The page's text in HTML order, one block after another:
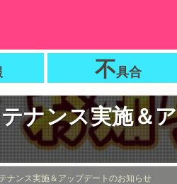
不具合
ナンス実施＆
ンス実施＆アップデートのお知らせ